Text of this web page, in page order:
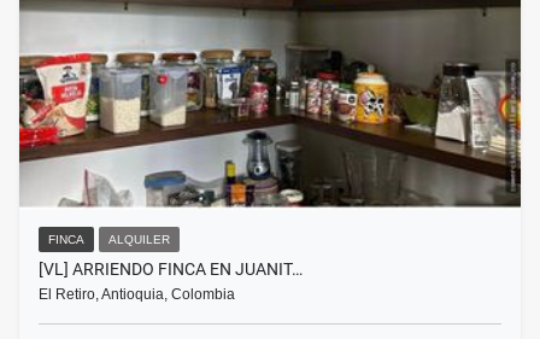
FINCA ALQUILER
[VL] ARRIENDO FINCA EN JUANIT…
El Retiro, Antioquia, Colombia